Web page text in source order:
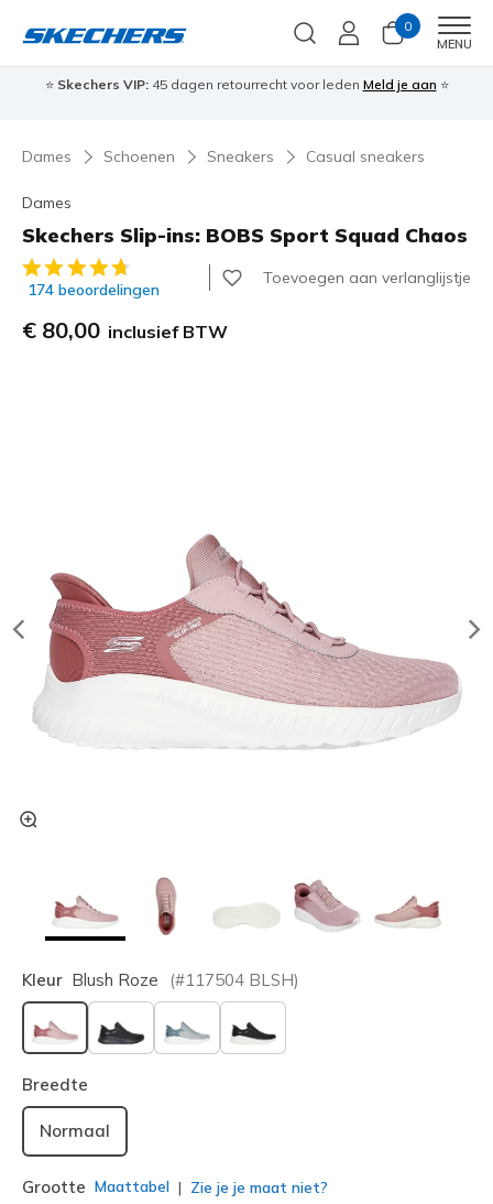
0
MENU
⭐ Skechers VIP:45 dagen retourrecht voor leden Meld je aan ⭐
Dames Schoenen Sneakers Casual sneakers
Dames
Skechers Slip-ins: BOBS Sport Squad Chaos
3,7 van de 5 klantbeoordelingen
174 beoordelingen
Toevoegen aan verlanglijstje
€ 80,00 inclusief BTW
Kleur Blush Roze (#117504 BLSH)
geselecteerd
Breedte
Normaal
Grootte Maattabel Zie je je maat niet?